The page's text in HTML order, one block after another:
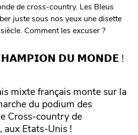
de cross-country. Les Bleus
juste sous nos yeux une disette
Comment les excuser ?
𝗗𝗨 𝗠𝗢𝗡𝗗𝗘 !
mixte français monte sur la
du podium des
Cross-country de
aux Etats-Unis !